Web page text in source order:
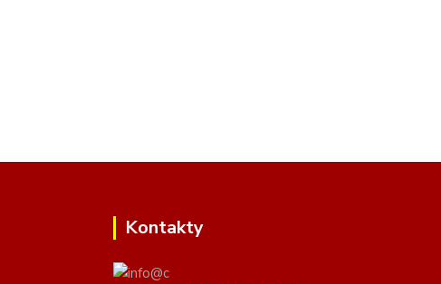
Kontakty